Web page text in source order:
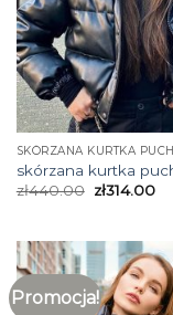
SKÓRZANA KURTKA
skórzana kurtka
zł440.00 zł314.00
Promocja!